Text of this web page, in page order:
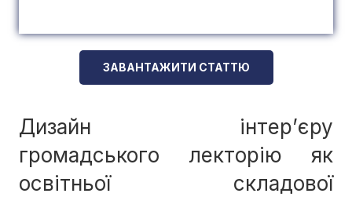
ЗАВАНТАЖИТИ СТАТТЮ
Дизайн інтер’єру
громадського лекторію як
освітньої складової